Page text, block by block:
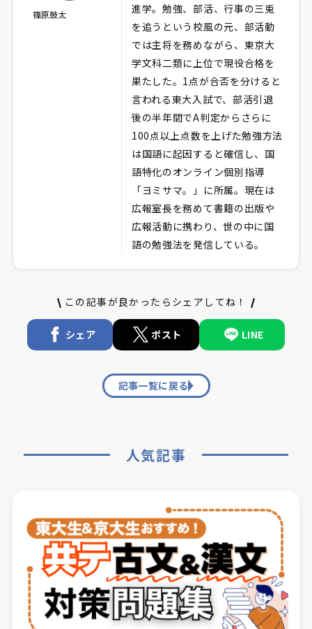
篠原鼓太
進学。勉強、部活、行事の三兎
を追うという校風の元、部活動
では主将を務めながら、東京大
学文科二類に上位で現役合格を
果たした。1点が合否を分けると
言われる東大入試で、部活引退
後の半年間でA判定からさらに
100点以上点数を上げた勉強方法
は国語に起因すると確信し、国
語特化のオンライン個別指導
「ヨミサマ。」に所属。現在は
広報室長を務めて書籍の出版や
広報活動に携わり、世の中に国
語の勉強法を発信している。
この記事が良かったらシェアしてね！
シェア ポスト LINE
記事一覧に戻る
人気記事